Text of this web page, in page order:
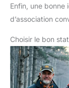
Enfin, une bonne
d’association
Choisir le bon